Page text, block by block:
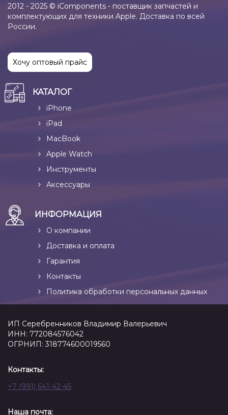
2012 - 2025 © iComponents - поставщик запчастей и
комплектующих для техники Apple. Доставка по всей
России.
Хочу оптовый прайс
КАТАЛОГ
iPhone
iPad
MacBook
Apple Watch
Инструменты
Аксессуары
ИНФОРМАЦИЯ
О компании
Доставка и оплата
Гарантия
Контакты
Политика обработки персональных данных
ИП Серебренников Владимир Валерьевич
ИНН: 772084576042
ОГРНИП: 318774600019560
Контакты:
+7 (991) 641-42-45
Наша почта: